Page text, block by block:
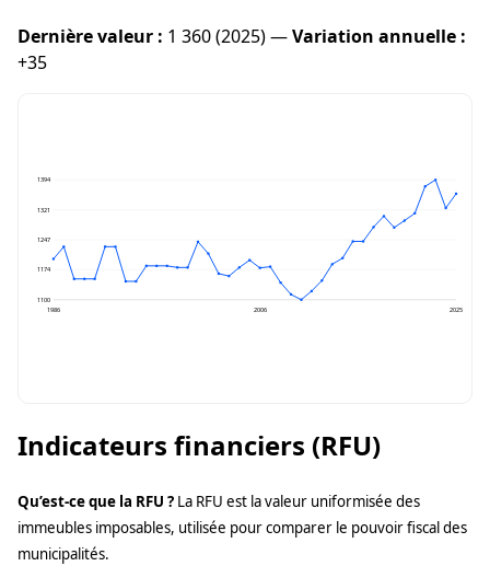
Dernière valeur : 1 360 (2025) —Variation annuelle :
+35
1394
1321
1247
1174
1100
1986
2006 2025
Indicateurs financiers (RFU)
Qu’est-ce que la RFU ? La RFU est la valeur uniformisée des
immeubles imposables, utilisée pour comparer le pouvoir fiscal des
municipalités.